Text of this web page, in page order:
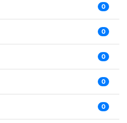
0
0
0
0
0